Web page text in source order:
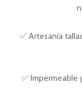
✅ Artesanía
✅ Impermeable